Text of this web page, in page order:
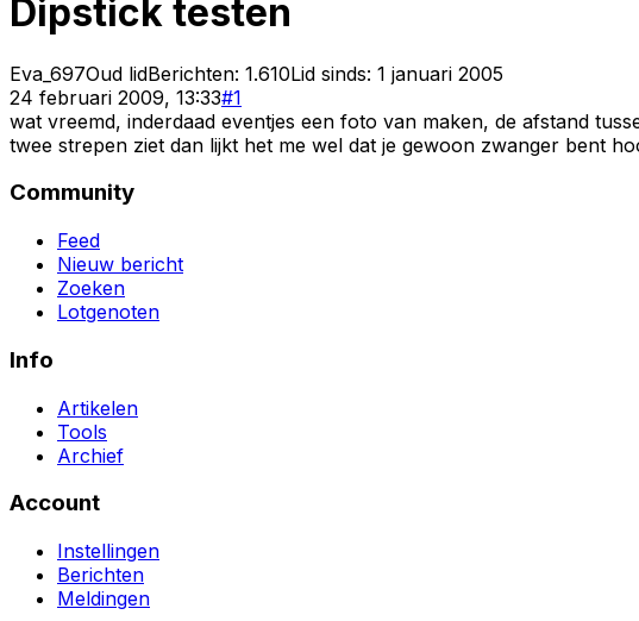
Dipstick testen
Eva_697Oud lidBerichten: 1.610Lid sinds: 1 januari 2005
24 februari 2009, 13:33#1
wat vreemd, inderdaad eventjes een foto van maken, de afstand
twee strepen ziet dan lijkt het me wel dat je gewoon zwanger bent
Community
Feed
Nieuw bericht
Zoeken
Lotgenoten
Info
Artikelen
Tools
Archief
Account
Instellingen
Berichten
Meldingen